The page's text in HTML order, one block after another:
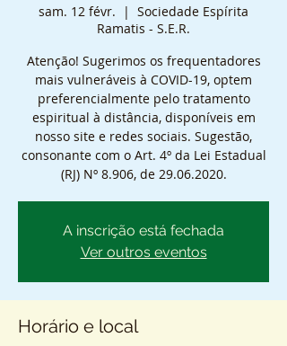
sam. 12 févr.
  |
Sociedade Espírita
Ramatis - S.E.R.
Atenção! Sugerimos os frequentadores
mais vulneráveis à COVID-19, optem
preferencialmente pelo tratamento
espiritual à distância, disponíveis em
nosso site e redes sociais. Sugestão,
consonante com o Art. 4º da Lei Estadual
(RJ) Nº 8.906, de 29.06.2020.
A inscrição está fechada
Ver outros eventos
Horário e local